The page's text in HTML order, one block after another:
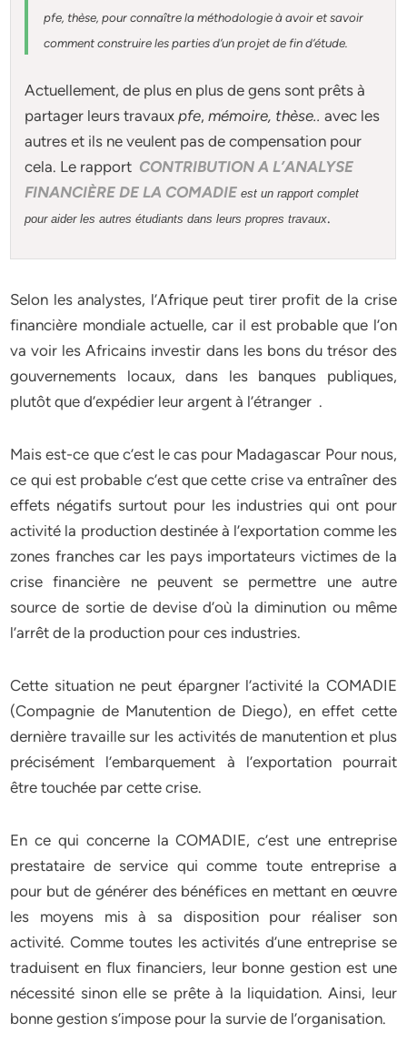
pfe, thèse, pour connaître la méthodologie à avoir et savoir
comment construire les parties d’un projet de fin d’étude
Actuellement, de plus en plus de gens sont prêts à
partager leurs travauxpfe,mémoire, thèse.. avec les
autres et ils ne veulent pas de compensation pour
cela. Le rapport CONTRIBUTION A L’ANALYSE
FINANCIÈRE DE LA COMADIEest un rapport complet
pour aider les autres étudiants dans leurs propres travaux.
Selon les analystes, l’Afrique peut tirer profit de la crise
financière mondiale actuelle, car il est probable que l’on
va voir les Africains investir dans les bons du trésor des
gouvernements locaux, dans les banques publiques,
plutôt que d’expédier leur argent à l’étranger .
Mais est-ce que c’est le cas pour Madagascar Pour nous,
ce qui est probable c’est que cette crise va entraîner des
effets négatifs surtout pour les industries qui ont pour
activité la production destinée à l’exportation comme les
zones franches car les pays importateurs victimes de la
crise financière ne peuvent se permettre une autre
source de sortie de devise d’où la diminution ou même
l’arrêt de la production pour ces industries.
Cette situation ne peut épargner l’activité la COMADIE
(Compagnie de Manutention de Diego), en effet cette
dernière travaille sur les activités de manutention et plus
précisément l’embarquement à l’exportation pourrait
être touchée par cette crise.
En ce qui concerne la COMADIE, c’est une entreprise
prestataire de service qui comme toute entreprise a
pour but de générer des bénéfices en mettant en œuvre
les moyens mis à sa disposition pour réaliser son
activité. Comme toutes les activités d’une entreprise se
traduisent en flux financiers, leur bonne gestion est une
nécessité sinon elle se prête à la liquidation. Ainsi, leur
bonne gestion s’impose pour la survie de l’organisation.